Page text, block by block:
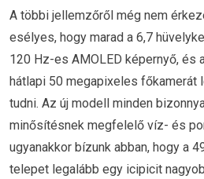
A többi jellemzőről még nem
esélyes, hogy marad a 6,7
120 Hz-es AMOLED képernyő, és
hátlapi 50 megapixeles
tudni. Az új modell minden
minősítésnek megfelelő víz- és
ugyanakkor bízunk abban, hogy a
telepet legalább egy icipicit